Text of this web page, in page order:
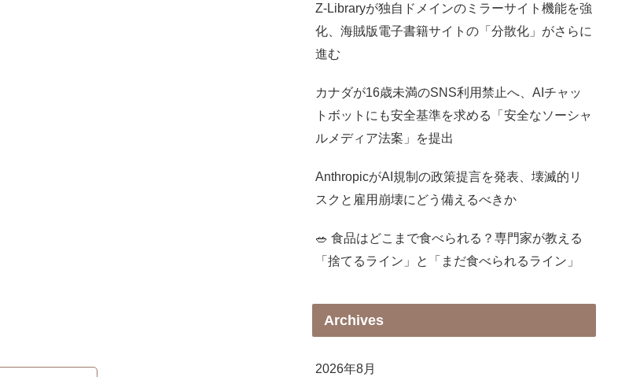
Z-Libraryが独自ドメインのミラーサイト機能を強
化、海賊版電子書籍サイトの「分散化」がさらに
進む
カナダが16歳未満のSNS利用禁止へ、AIチャッ
トボットにも安全基準を求める「安全なソーシャ
ルメディア法案」を提出
AnthropicがAI規制の政策提言を発表、壊滅的リ
スクと雇用崩壊にどう備えるべきか
🥗 食品はどこまで食べられる？専門家が教える
「捨てるライン」と「まだ食べられるライン」
Archives
2026年8月